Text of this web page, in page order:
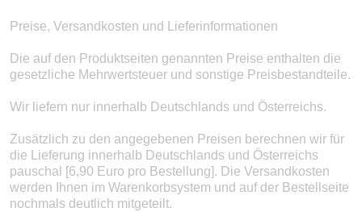
Preise, Versandkosten und Lieferinformationen
Die auf den Produktseiten genannten Preise enthalten die
gesetzliche Mehrwertsteuer und sonstige Preisbestandteile.
Wir liefern nur innerhalb Deutschlands und Österreichs.
Zusätzlich zu den angegebenen Preisen berechnen wir für
die Lieferung innerhalb Deutschlands und Österreichs
pauschal [6,90 Euro pro Bestellung]. Die Versandkosten
werden Ihnen im Warenkorbsystem und auf der Bestellseite
nochmals deutlich mitgeteilt.